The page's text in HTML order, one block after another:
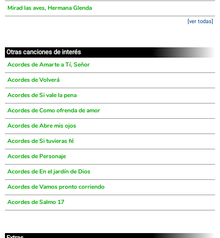
Mirad las aves, Hermana Glenda
[ver todas]
Otras canciones de interés
Acordes de Amarte a Tí, Señor
Acordes de Volverá
Acordes de Si vale la pena
Acordes de Como ofrenda de amor
Acordes de Abre mis ojos
Acordes de Si tuvieras fé
Acordes de Personaje
Acordes de En el jardín de Dios
Acordes de Vamos pronto corriendo
Acordes de Salmo 17